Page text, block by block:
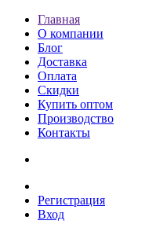
Главная
О компании
Блог
Доставка
Оплата
Скидки
Купить оптом
Производство
Контакты
Регистрация
Вход